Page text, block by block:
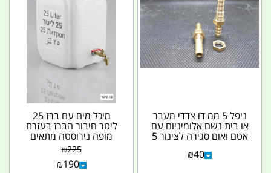
ניפל 5 ממ דו צדדי מעבר
או בית נשם אלומיניום עם
אטם ואום סגירה לצינור 5
₪40
מיכל מים עם ברז 25
ליטר חיבור הברז בעזרת
מופה נירוסטה מתאים
לחומצות וחומרים...
₪225
₪190